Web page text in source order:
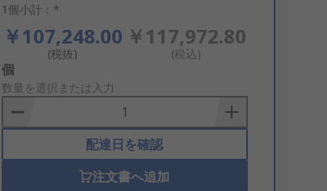
1個小計：*
￥107,248.00
(税抜)
￥117,972.80
(税込)
Add
to
Basket
個
数量を選択または入力
配達日を確認
注文書へ追加